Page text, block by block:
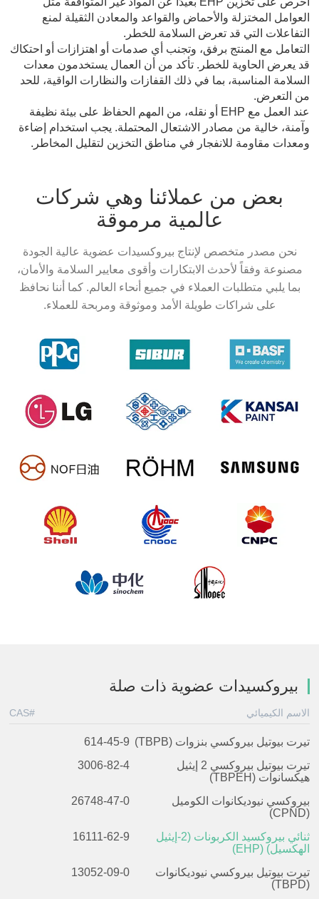
العوامل المختزلة والأحماض والقواعد والمعادن الثقيلة لمنع
التفاعلات التي قد تعرض السلامة للخطر.
التعامل مع المنتج برفق، وتجنب أي صدمات أو اهتزازات أو احتكاك
قد يعرض الحاوية للخطر. تأكد من أن العمال يستخدمون معدات
السلامة المناسبة، بما في ذلك القفازات والنظارات الواقية، للحد
من التعرض.
عند العمل مع EHP أو نقله، من المهم الحفاظ على بيئة نظيفة
وآمنة، خالية من مصادر الاشتعال المحتملة. يجب استخدام إضاءة
ومعدات مقاومة للانفجار في مناطق التخزين لتقليل المخاطر.
بعض من عملائنا وهي شركات
عالمية مرموقة
نحن مصدر متخصص لإنتاج بيروكسيدات عضوية عالية الجودة
مصنوعة وفقاً لأحدث الابتكارات وأقوى معايير السلامة والأمان،
بما يلبي متطلبات العملاء في جميع أنحاء العالم. كما أننا نحافظ
على شراكات طويلة الأمد وموثوقة ومربحة للعملاء.
بيروكسيدات عضوية ذات صلة
الاسم الكيميائي CAS#
تيرت بيوتيل بيروكسي بنزوات (TBPB)
614-45-9
تيرت بيوتيل بيروكسي 2 إيثيل
هيكسانوات (TBPEH)
3006-82-4
بيروكسي نيوديكانوات الكوميل
(CPND)
26748-47-0
ثنائي بيروكسيد الكربونات (2-إيثيل
الهكسيل) (EHP)
16111-62-9
تيرت بيوتيل بيروكسي نيوديكانوات
(TBPD)
13052-09-0